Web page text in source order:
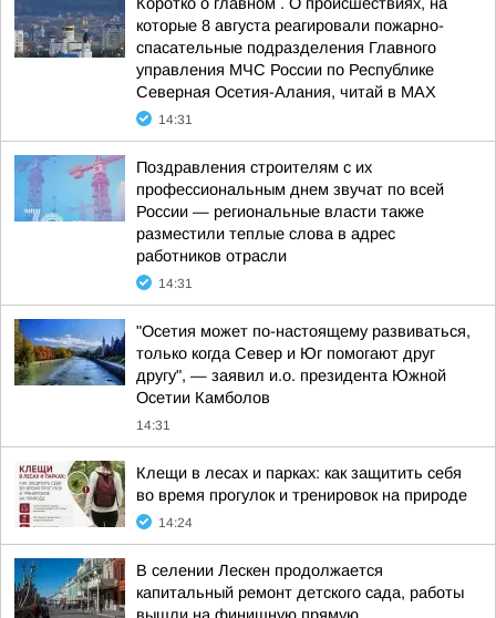
которые 8 августа реагировали пожарно-
спасательные подразделения Главного
управления МЧС России по Республике
Северная Осетия-Алания, читай в МАХ
14:31
Поздравления строителям с их
профессиональным днем звучат по всей
России — региональные власти также
разместили теплые слова в адрес
работников отрасли
14:31
"Осетия может по-настоящему развиваться,
только когда Север и Юг помогают друг
другу", — заявил и.о. президента Южной
Осетии Камболов
14:31
Клещи в лесах и парках: как защитить себя
во время прогулок и тренировок на природе
14:24
В селении Лескен продолжается
капитальный ремонт детского сада, работы